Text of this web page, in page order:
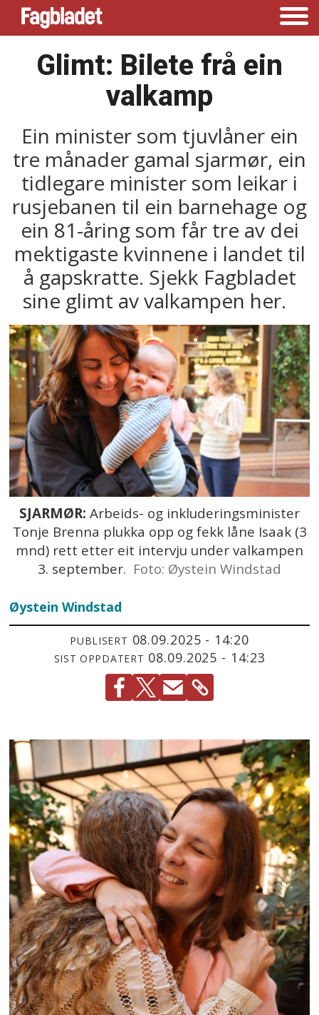
Glimt: Bilete frå ein
valkamp
Ein minister som tjuvlåner ein
tre månader gamal sjarmør, ein
tidlegare minister som leikar i
rusjebanen til ein barnehage og
ein 81-åring som får tre av dei
mektigaste kvinnene i landet til
å gapskratte. Sjekk Fagbladet
sine glimt av valkampen her.
SJARMØR: Arbeids- og inkluderingsminister
Tonje Brenna plukka opp og fekk låne Isaak (3
mnd) rett etter eit intervju under valkampen
3. september. Foto: Øystein Windstad
Øystein Windstad
PUBLISERT 08.09.2025 - 14:20
SIST OPPDATERT 08.09.2025 - 14:23